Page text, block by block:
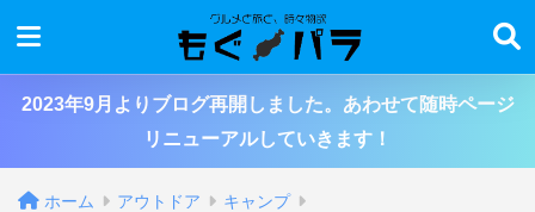
2023年9月よりブログ再開しました。あわせて随時ページ
リニューアルしていきます！
ホーム アウトドア キャンプ